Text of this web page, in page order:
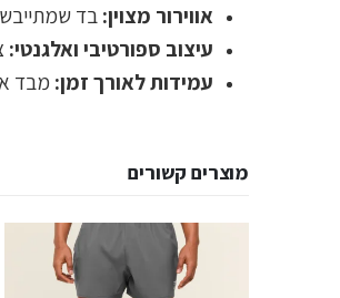
אווירור מצוין:בד שמתייבש
עיצוב ספורטיבי ואלגנטי:
עמידות לאורך זמן: מבד
מוצרים קשורים